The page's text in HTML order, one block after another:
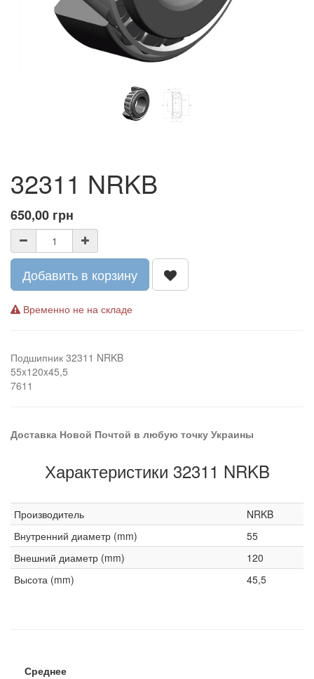
32311 NRKB
650,00 грн
Добавить в корзину
Временно не на складе
Подшипник 32311 NRKB
55x120x45,5
7611
Доставка Новой Почтой в любую точку Украины
Характеристики 32311 NRKB
Производитель
NRKB
Внутренний диаметр (mm)
55
Внешний диаметр (mm)
120
Высота (mm)
45,5
Среднее